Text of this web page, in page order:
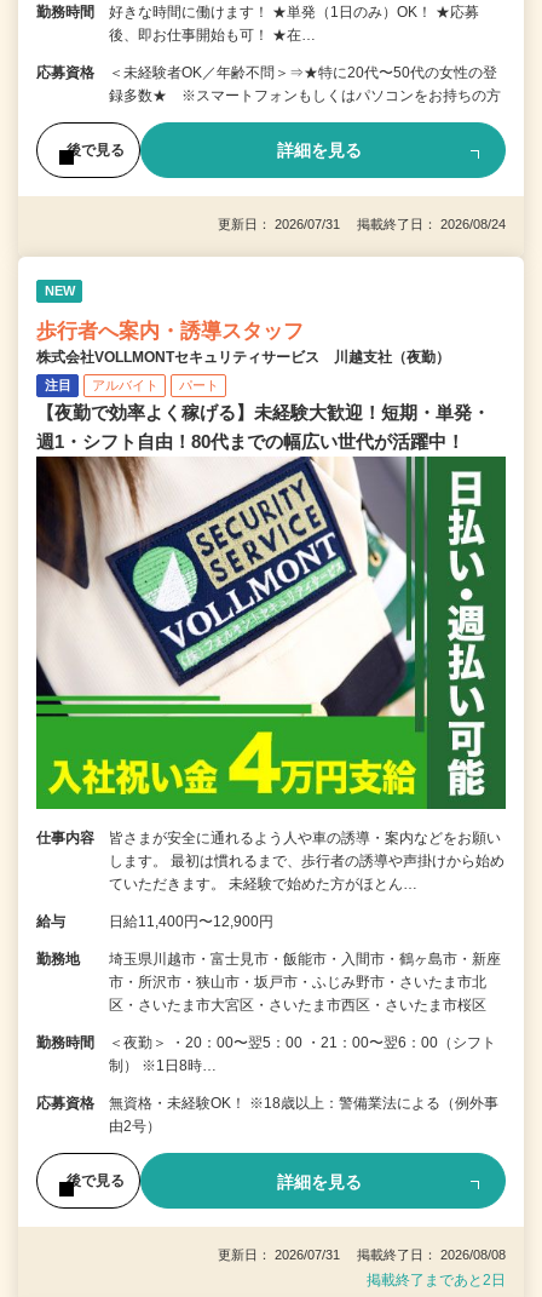
勤務時間
好きな時間に働けます！ ★単発（1日のみ）OK！ ★応募
後、即お仕事開始も可！ ★在…
応募資格
＜未経験者OK／年齢不問＞⇒★特に20代〜50代の女性の登
録多数★ ※スマートフォンもしくはパソコンをお持ちの方
後で見る 詳細を見る
更新日： 2026/07/31 掲載終了日： 2026/08/24
NEW
歩行者へ案内・誘導スタッフ
株式会社VOLLMONTセキュリティサービス 川越支社（夜勤）
注目 アルバイト パート
【夜勤で効率よく稼げる】未経験大歓迎！短期・単発・
週1・シフト自由！80代までの幅広い世代が活躍中！
仕事内容
皆さまが安全に通れるよう人や車の誘導・案内などをお願い
します。 最初は慣れるまで、歩行者の誘導や声掛けから始め
ていただきます。 未経験で始めた方がほとん…
給与 日給11,400円〜12,900円
勤務地
埼玉県川越市・富士見市・飯能市・入間市・鶴ヶ島市・新座
市・所沢市・狭山市・坂戸市・ふじみ野市・さいたま市北
区・さいたま市大宮区・さいたま市西区・さいたま市桜区
勤務時間
＜夜勤＞ ・20：00〜翌5：00 ・21：00〜翌6：00（シフト
制） ※1日8時…
応募資格
無資格・未経験OK！ ※18歳以上：警備業法による（例外事
由2号）
後で見る 詳細を見る
更新日： 2026/07/31 掲載終了日： 2026/08/08
掲載終了まであと2日